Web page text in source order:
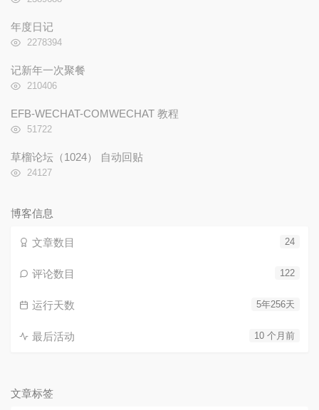
次
数:
年度日记
浏
次
数:
2278394
记新年一次聚餐
浏
次
210406
EFB-WECHAT-COMWECHAT 教程
浏
次
数:
51722
草榴论坛（1024） 自动回贴
浏
数:
24127
博客信息
24
文章数目
122
评论数目
5年256天
运行天数
10 个月前
最后活动
文章标签